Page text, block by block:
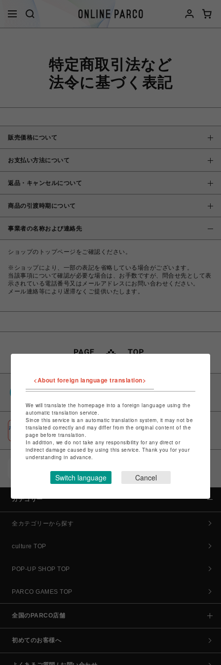
特定商取引法など
法令に基づく表記
販売価格について
お支払い方法について
返品・キャンセルについて
商品の引渡時期について
事業者の名称および連絡先
ショップのトップページをご確認ください。
※ショップにより、一部の表記を省略している場合がございます。
当該事項について確認が必要な場合は、お手数ですが、問合せ先として表
示されている電話番号又はメールアドレスにお問い合わせください。
メール連絡等により遅滞なくご提供いたします。
PARCOポイント
ポケパル払い
初回登録＆お買物で最大1,500円分のPARCOポイント進呈
コイン＆クーポンでPARCOでのお買い物がオトクに
カテゴリー
全カテゴリーから探す
culture TOP
POP-UP SHOP TOP
PARCO GAMES TOP
全国のPARCO店舗
初めてのお客様へ
<About foreign language translation>
We will translate the homepage into a foreign language using the
automatic translation service.
Since this service is an automatic translation system, it may not be
translated correctly and may differ from the original content of the
page before translation.
In addition, we do not take any responsibility for any direct or
indirect damage caused by using this service. Thank you for your
understanding in advance.
Switch language Cancel